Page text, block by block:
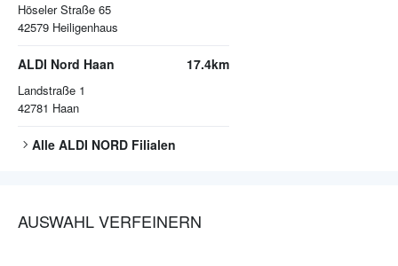
Höseler Straße 65
42579 Heiligenhaus
ALDI Nord Haan
Landstraße 1
42781 Haan
17.4km
Alle ALDI NORD Filialen
AUSWAHL VERFEINERN